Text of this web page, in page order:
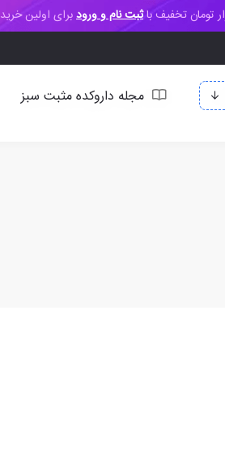
ثبت نام و ورودبرای اولین
مجله داروکده مثبت سبز